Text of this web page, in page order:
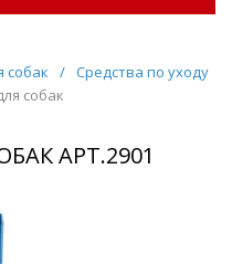
собак / Средства по уходу
собак
АРТ.2901